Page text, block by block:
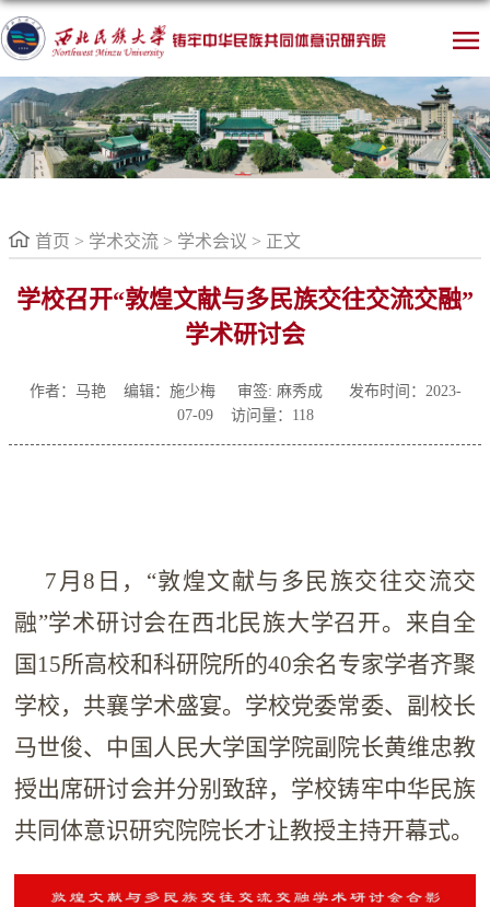
首页 > 学术交流 > 学术会议 > 正文
学校召开“敦煌文献与多民族交往交流交融”
学术研讨会
作者：马艳 编辑：施少梅 审签: 麻秀成 发布时间：2023-
07-09 访问量： 118
7月8日，“敦煌文献与多民族交往交流交
融”学术研讨会在西北民族大学召开。来自全
国15所高校和科研院所的40余名专家学者齐聚
学校，共襄学术盛宴。学校党委常委、副校长
马世俊、中国人民大学国学院副院长黄维忠教
授出席研讨会并分别致辞，学校铸牢中华民族
共同体意识研究院院长才让教授主持开幕式。